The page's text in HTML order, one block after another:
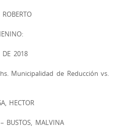
DE 2018
Municipalidad de Reducción vs.
HECTOR
BUSTOS, MALVINA